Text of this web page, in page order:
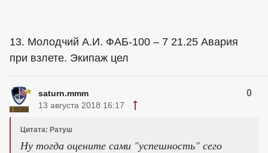
13. Молодчий А.И. ФАБ-100 – 7 21.25 Авария
при взлете. Экипаж цел
saturn.mmm 0
13 августа 2018 16:17
Цитата: Ратуш
Ну тогда оцените сами "успешность" сего